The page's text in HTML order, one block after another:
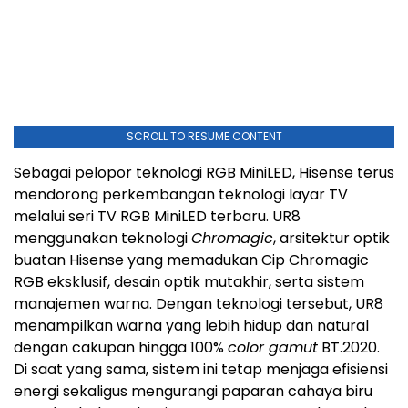
SCROLL TO RESUME CONTENT
Sebagai pelopor teknologi RGB MiniLED, Hisense terus
mendorong perkembangan teknologi layar TV
melalui seri TV RGB MiniLED terbaru. UR8
menggunakan teknologiChromagic, arsitektur optik
buatan Hisense yang memadukan Cip Chromagic
RGB eksklusif, desain optik mutakhir, serta sistem
manajemen warna. Dengan teknologi tersebut, UR8
menampilkan warna yang lebih hidup dan natural
dengan cakupan hingga 100%color gamut BT.2020.
Di saat yang sama, sistem ini tetap menjaga efisiensi
energi sekaligus mengurangi paparan cahaya biru